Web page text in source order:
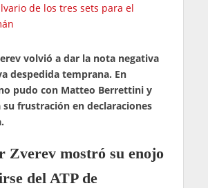
de los tres sets para el
volvió a dar la nota negativa
despedida temprana. En
pudo con Matteo Berrettini y
frustración en declaraciones
Zverev mostró su enojo
del ATP de